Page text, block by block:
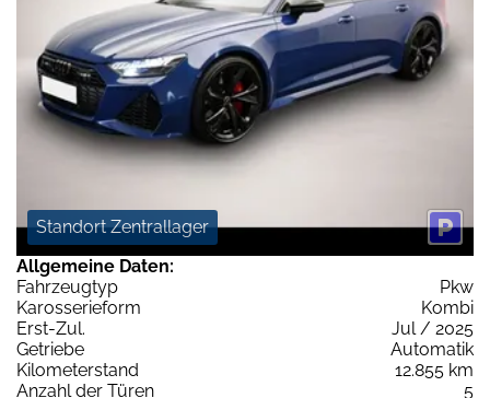
Standort Zentrallager
Allgemeine Daten:
Fahrzeugtyp
Pkw
Karosserieform
Kombi
Erst-Zul.
Jul / 2025
Getriebe
Automatik
Kilometerstand
12.855 km
Anzahl der Türen
5